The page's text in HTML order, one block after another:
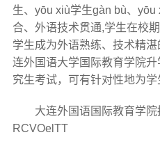
生、yōu xiù学生gàn bù、
合、外语技术贯通,学生在校
学生成为外语熟练、技术精
连外国语大学国际教育学院
究生考试，可有针对性地为学
大连外国语国际教育学
RCVOelTT